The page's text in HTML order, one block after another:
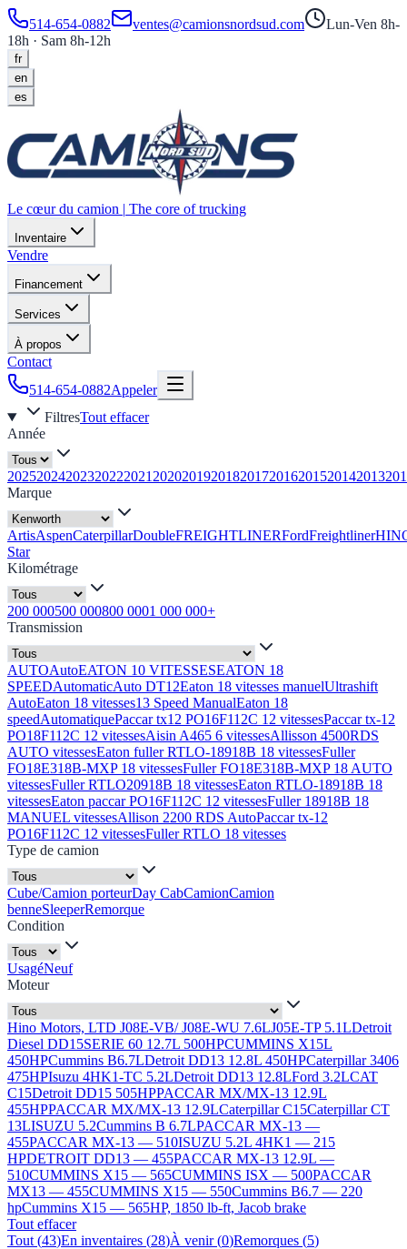
514-654-0882 ventes@camionsnordsud.com
Lun-Ven 8h-
18h · Sam 8h-12h
fr
en
es
Le cœur du camion | The core of trucking
Inventaire
Vendre
Financement
Services
À propos
Contact
514-654-0882Appeler
FiltresTout effacer
Année
20252024202320222021 20202019201820172016201520142013
Marque
ArtisAspenCaterpillarDoubleFREIGHTLINERFordFreightliner
Star
Kilométrage
200 000500 000800 0001 000 000+
Transmission
AUTOAutoEATON 10 VITESSESEATON 18
SPEEDAutomaticAuto DT12Eaton 18 vitesses manuelUltrashift
AutoEaton 18 vitesses13 Speed ManualEaton 18
speedAutomatiquePaccar tx12 PO16F112C 12 vitessesPaccar tx-12
PO18F112C 12 vitessesAisin A465 6 vitessesAllisson 4500RDS
AUTO vitessesEaton fuller RTLO-18918B 18 vitessesFuller
FO18E318B-MXP 18 vitessesFuller FO18E318B-MXP 18 AUTO
vitessesFuller RTLO20918B 18 vitessesEaton RTLO-18918B 18
vitessesEaton paccar PO16F112C 12 vitessesFuller 18918B 18
MANUEL vitessesAllison 2200 RDS AutoPaccar tx-12
PO16F112C 12 vitessesFuller RTLO 18 vitesses
Type de camion
Cube/Camion porteurDay CabCamionCamion
benneSleeperRemorque
Condition
UsagéNeuf
Moteur
Hino Motors, LTD J08E-VB/ J08E-WU 7.6LJ05E-TP 5.1LDetroit
Diesel DD15SERIE 60 12.7L 500HPCUMMINS X15L
450HPCummins B6.7LDetroit DD13 12.8L 450HPCaterpillar 3406
475HPIsuzu 4HK1-TC 5.2LDetroit DD13 12.8LFord 3.2LCAT
C15Detroit DD15 505HPPACCAR MX/MX-13 12.9L
455HPPACCAR MX/MX-13 12.9LCaterpillar C15Caterpillar CT
13LISUZU 5.2Cummins B 6.7LPACCAR MX-13 —
455PACCAR MX-13 — 510ISUZU 5.2L 4HK1 — 215
HPDETROIT DD13 — 455PACCAR MX-13 12.9L —
510CUMMINS X15 — 565CUMMINS ISX — 500PACCAR
MX13 — 455CUMMINS X15 — 550Cummins B6.7 — 220
hpCummins X15 — 565HP, 1850 lb-ft, Jacob brake
Tout effacer
Tout (43)En inventaires (28)À venir (0)Remorques (5)